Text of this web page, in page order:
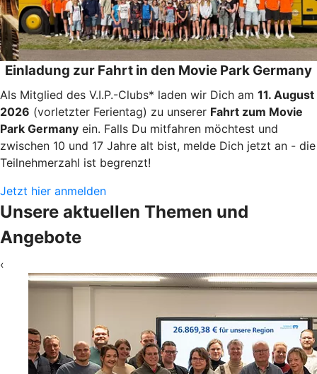
Einladung zur Fahrt in den Movie Park Germany
Als Mitglied des V.I.P.-Clubs* laden wir Dich am 11. August
2026 (vorletzter Ferientag) zu unserer Fahrt zum Movie
Park Germany ein. Falls Du mitfahren möchtest und
zwischen 10 und 17 Jahre alt bist, melde Dich jetzt an - die
Teilnehmerzahl ist begrenzt!
Jetzt hier anmelden
Unsere aktuellen Themen und
Angebote
‹